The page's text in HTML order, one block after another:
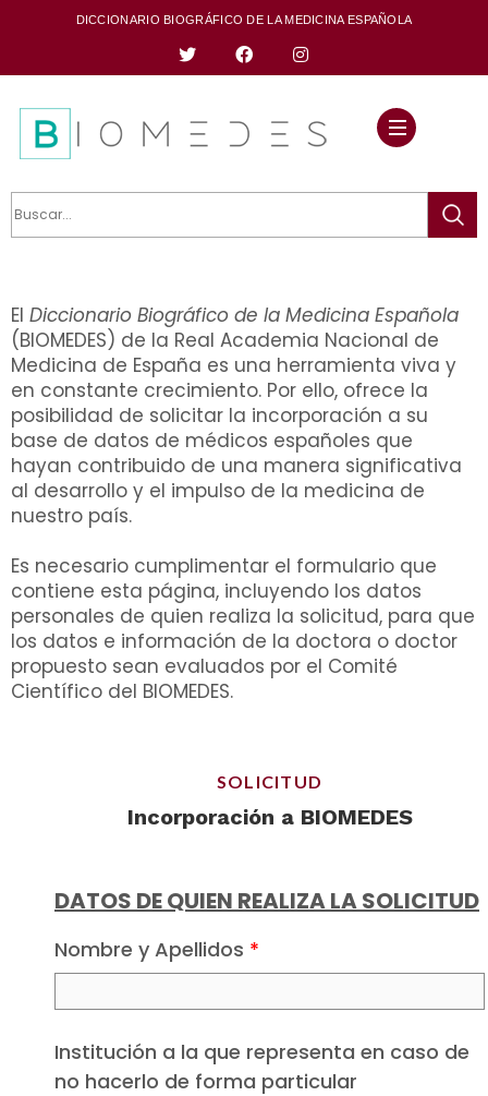
DICCIONARIO BIOGRÁFICO DE LA MEDICINA ESPAÑOLA
El Diccionario Biográfico de la Medicina Española
(BIOMEDES) de la Real Academia Nacional de
Medicina de España es una herramienta viva y
en constante crecimiento. Por ello, ofrece la
posibilidad de solicitar la incorporación a su
base de datos de médicos españoles que
hayan contribuido de una manera significativa
al desarrollo y el impulso de la medicina de
nuestro país.
Es necesario cumplimentar el formulario que
contiene esta página, incluyendo los datos
personales de quien realiza la solicitud, para que
los datos e información de la doctora o doctor
propuesto sean evaluados por el Comité
Científico del BIOMEDES.
SOLICITUD
Incorporación a BIOMEDES
DATOS DE QUIEN REALIZA LA SOLICITUD
Nombre y Apellidos *
Institución a la que representa en caso de
no hacerlo de forma particular